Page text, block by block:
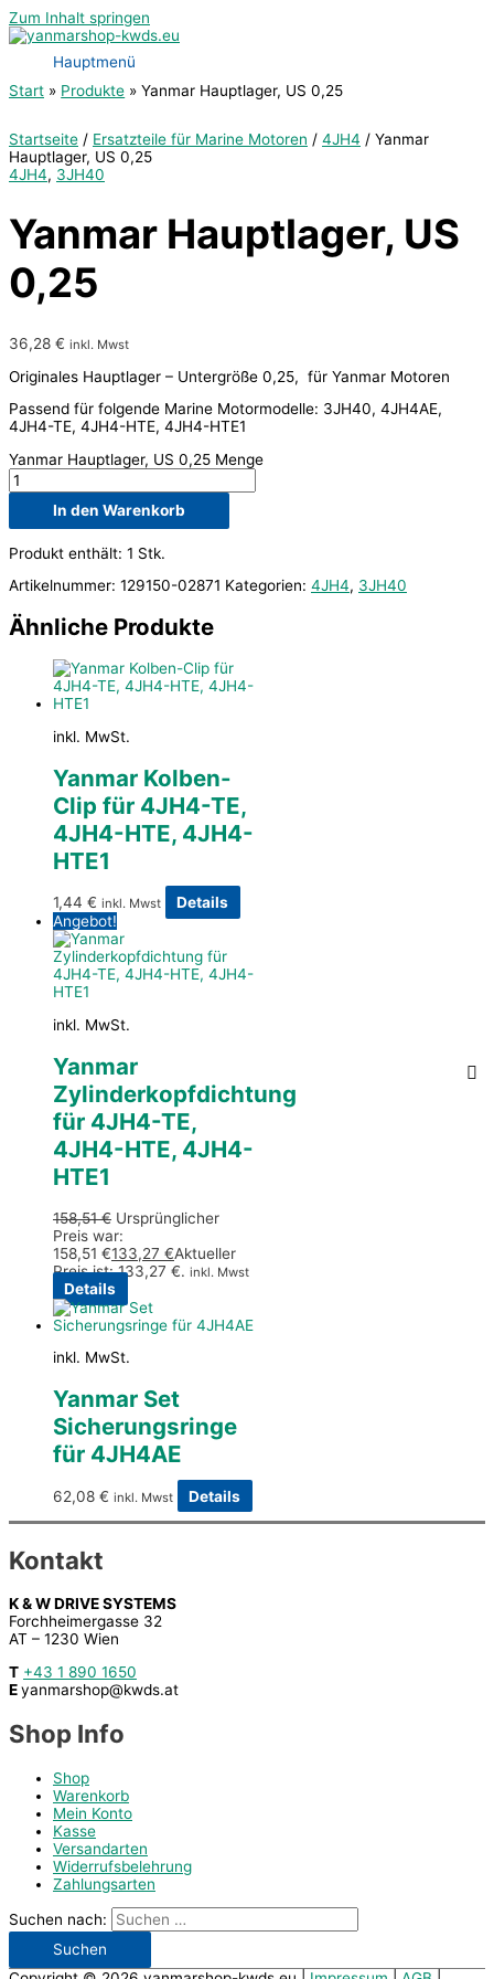
Zum Inhalt springen
Hauptmenü
Start
Produkte Yanmar Hauptlager, US 0,25
Startseite / Ersatzteile für Marine Motoren / 4JH4 / Yanmar
Hauptlager, US 0,25
4JH4, 3JH40
Yanmar Hauptlager, US
0,25
36,28 € inkl. Mwst
Originales Hauptlager – Untergröße 0,25, für Yanmar Motoren
Passend für folgende Marine Motormodelle: 3JH40, 4JH4AE,
4JH4-TE, 4JH4-HTE, 4JH4-HTE1
Yanmar Hauptlager, US 0,25 Menge
In den Warenkorb
Produkt enthält: 1 Stk.
Artikelnummer: 129150-02871 Kategorien: 4JH4, 3JH40
Ähnliche Produkte
inkl. MwSt.
Yanmar Kolben-
Clip für 4JH4-TE,
4JH4-HTE, 4JH4-
HTE1
1,44 € inkl. Mwst
Details
Angebot!
inkl. MwSt.
Yanmar
Zylinderkopfdichtung
für 4JH4-TE,
4JH4-HTE, 4JH4-
HTE1
158,51€ Ursprünglicher
Preis war:
158,51 €133,27 €Aktueller
Preis ist: 133,27 €. inkl. Mwst
Details
inkl. MwSt.
Yanmar Set
Sicherungsringe
für 4JH4AE
62,08 € inkl. Mwst Details
Kontakt
K & W DRIVE SYSTEMS
Forchheimergasse 32
AT – 1230 Wien
T +43 1 890 1650
Eyanmarshop@kwds.at
Shop Info
Shop
Warenkorb
Mein Konto
Kasse
Versandarten
Widerrufsbelehrung
Zahlungsarten
Suchen nach: